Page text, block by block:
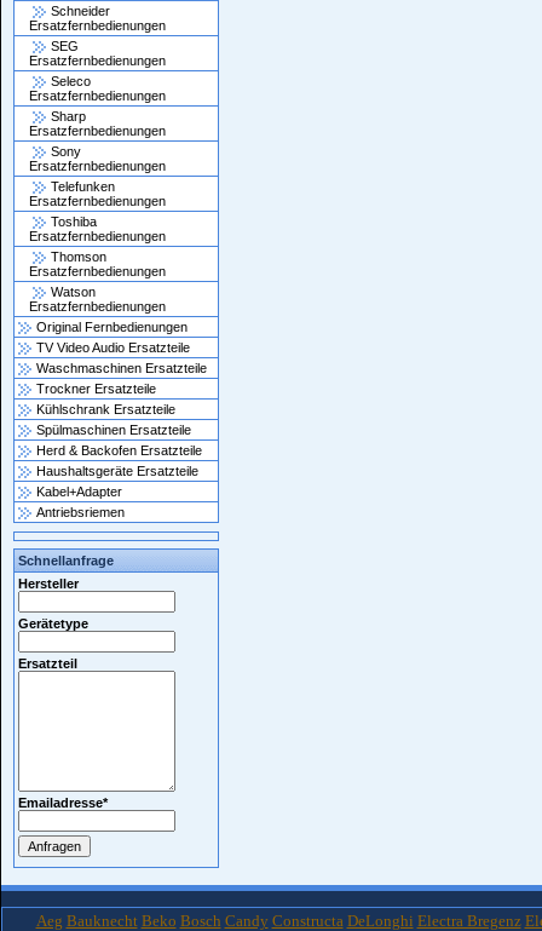
Schneider
Ersatzfernbedienungen
SEG
Ersatzfernbedienungen
Seleco
Ersatzfernbedienungen
Sharp
Ersatzfernbedienungen
Sony
Ersatzfernbedienungen
Telefunken
Ersatzfernbedienungen
Toshiba
Ersatzfernbedienungen
Thomson
Ersatzfernbedienungen
Watson
Ersatzfernbedienungen
Original Fernbedienungen
TV Video Audio Ersatzteile
Waschmaschinen Ersatzteile
Trockner Ersatzteile
Kühlschrank Ersatzteile
Spülmaschinen Ersatzteile
Herd & Backofen Ersatzteile
Haushaltsgeräte Ersatzteile
Kabel+Adapter
Antriebsriemen
Schnellanfrage
Hersteller
Gerätetype
Ersatzteil
Emailadresse*
Aeg Bauknecht Beko Bosch Candy Constructa DeLonghi Electra Bregenz